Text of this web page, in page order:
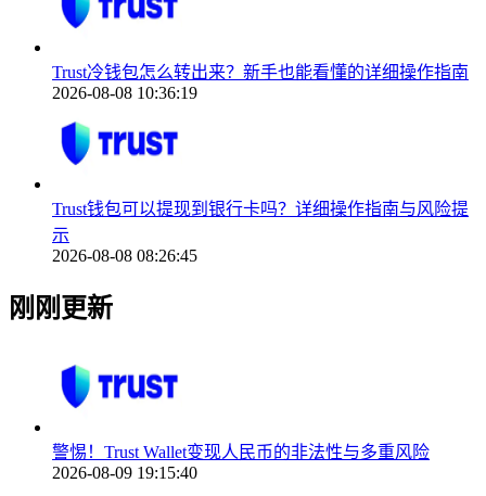
Trust冷钱包怎么转出来？新手也能看懂的详细操作指南
2026-08-08 10:36:19
Trust钱包可以提现到银行卡吗？详细操作指南与风险提
示
2026-08-08 08:26:45
刚刚更新
警惕！Trust Wallet变现人民币的非法性与多重风险
2026-08-09 19:15:40